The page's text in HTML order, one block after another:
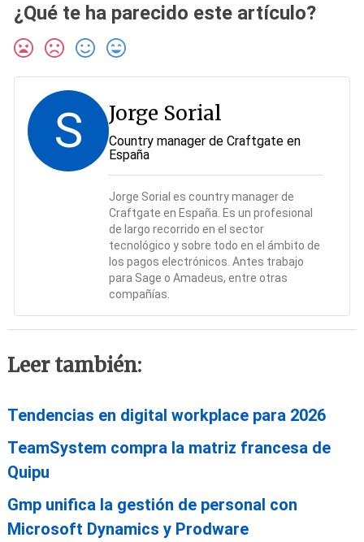
¿Qué te ha parecido este artículo?
S Jorge Sorial
Country manager de Craftgate en
España
Jorge Sorial es country manager de
Craftgate en España. Es un profesional
de largo recorrido en el sector
tecnológico y sobre todo en el ámbito de
los pagos electrónicos. Antes trabajo
para Sage o Amadeus, entre otras
compañías.
Leer también:
Tendencias en digital workplace para 2026
TeamSystem compra la matriz francesa de
Quipu
Gmp unifica la gestión de personal con
Microsoft Dynamics y Prodware